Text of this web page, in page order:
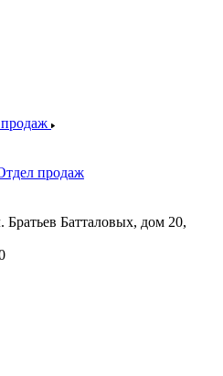
продаж
Братьев Батталовых, дом 20,